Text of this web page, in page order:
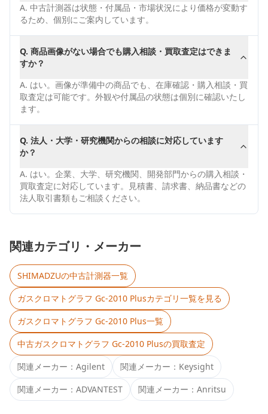
A. 中古計測器は状態・付属品・市場状況により価格が変動す
るため、個別にご案内しています。
Q. 商品画像がない場合でも購入相談・買取査定はできま
すか？
A. はい。画像が準備中の商品でも、在庫確認・購入相談・買
取査定は可能です。外観や付属品の状態は個別に確認いたし
ます。
Q. 法人・大学・研究機関からの相談に対応しています
か？
A. はい。企業、大学、研究機関、開発部門からの購入相談・
買取査定に対応しています。見積書、請求書、納品書などの
法人取引書類もご相談ください。
関連カテゴリ・メーカー
SHIMADZUの中古計測器一覧
ガスクロマトグラフ Gc-2010 Plusカテゴリ一覧を見る
ガスクロマトグラフ Gc-2010 Plus一覧
中古ガスクロマトグラフ Gc-2010 Plusの買取査定
関連メーカー： Agilent 関連メーカー： Keysight
関連メーカー： ADVANTEST 関連メーカー： Anritsu